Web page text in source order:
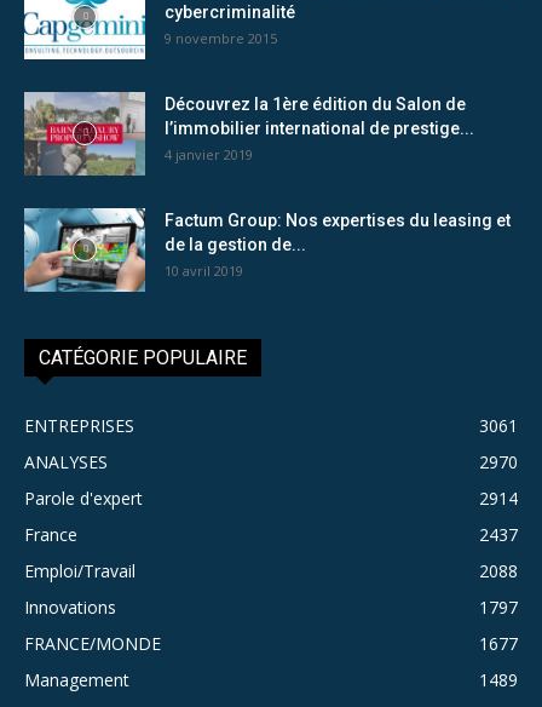
cybercriminalité
9 novembre 2015
Découvrez la 1ère édition du Salon de
l’immobilier international de prestige...
4 janvier 2019
Factum Group: Nos expertises du leasing et
de la gestion de...
10 avril 2019
CATÉGORIE POPULAIRE
ENTREPRISES
3061
ANALYSES
2970
Parole d'expert
2914
France
2437
Emploi/Travail
2088
Innovations
1797
FRANCE/MONDE
1677
Management
1489